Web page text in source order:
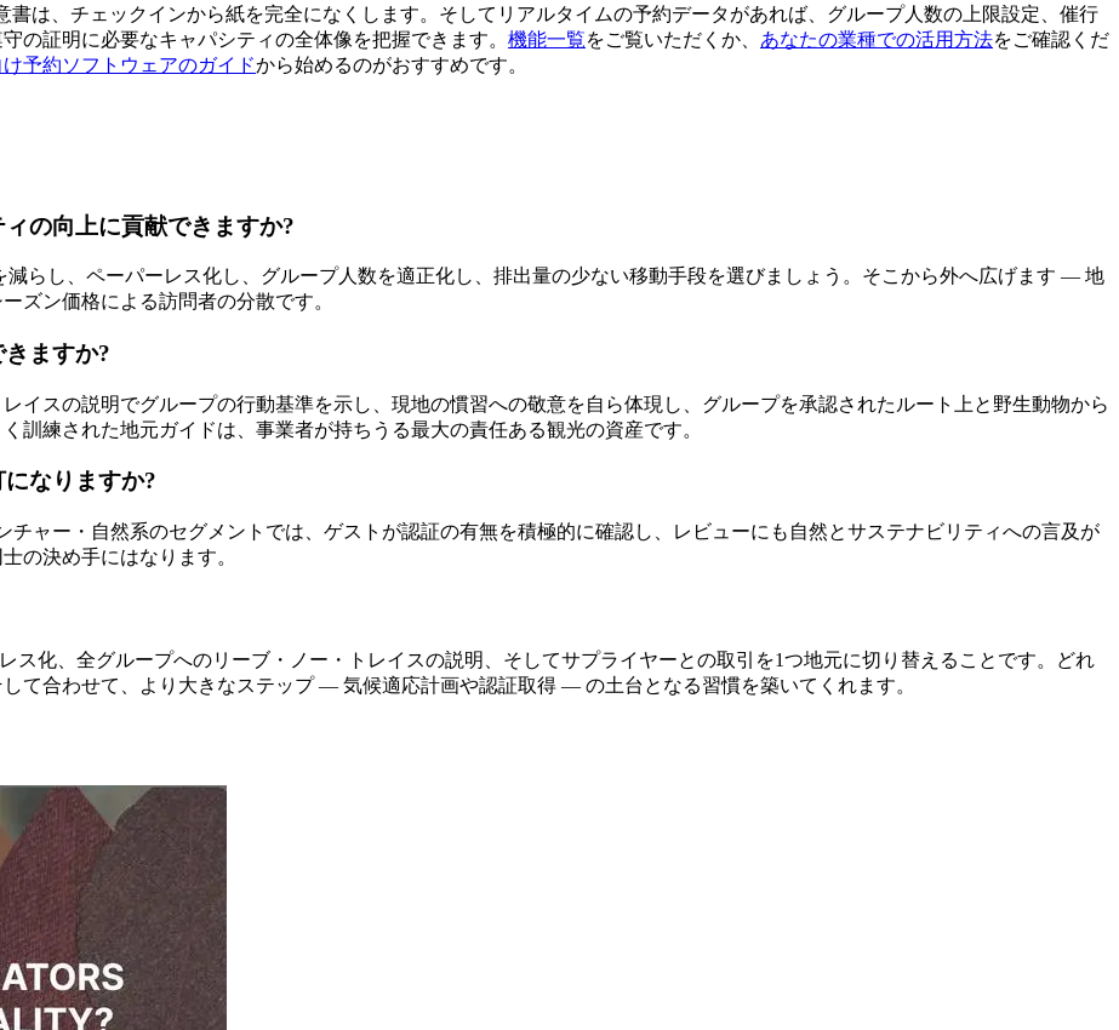
は、チェックインから紙を完全になくします。そしてリアルタイムの予約データがあれば、グループ人数の上限設定、催行
の証明に必要なキャパシティの全体像を把握できます。 機能一覧をご覧いただくか、 あなたの業種での活用方法をご確認くだ
予約ソフトウェアのガイドから始めるのがおすすめです。
の向上に貢献できますか?
らし、ペーパーレス化し、グループ人数を適正化し、排出量の少ない移動手段を選びましょう。そこから外へ広げます — 地
ズン価格による訪問者の分散です。
ますか?
イスの説明でグループの行動基準を示し、現地の慣習への敬意を自ら体現し、グループを承認されたルート上と野生動物から
訓練された地元ガイドは、事業者が持ちうる最大の責任ある観光の資産です。
なりますか?
ャー・自然系のセグメントでは、ゲストが認証の有無を積極的に確認し、レビューにも自然とサステナビリティへの言及が
の決め手にはなります。
ス化、全グループへのリーブ・ノー・トレイスの説明、そしてサプライヤーとの取引を1つ地元に切り替えることです。どれ
て合わせて、より大きなステップ — 気候適応計画や認証取得 — の土台となる習慣を築いてくれます。